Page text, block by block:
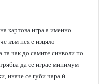
m
a
i
картова игра а именно
към нея е изцяло
та чак до самите синволи по
да се играе минимум
иначе се губи чара ѝ.